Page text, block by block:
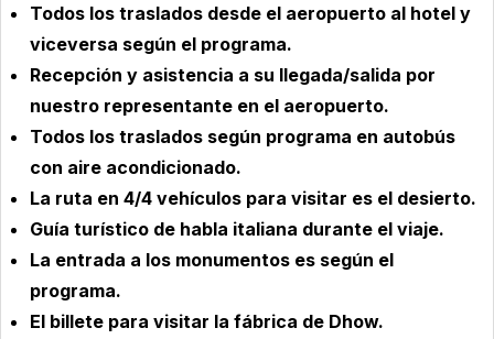
Todos los traslados desde el aeropuerto al hotel y
viceversa según el programa.
Recepción y asistencia a su llegada/salida por
nuestro representante en el aeropuerto.
Todos los traslados según programa en autobús
con aire acondicionado.
La ruta en 4/4 vehículos para visitar es el desierto.
Guía turístico de habla italiana durante el viaje.
La entrada a los monumentos es según el
programa.
El billete para visitar la fábrica de Dhow.